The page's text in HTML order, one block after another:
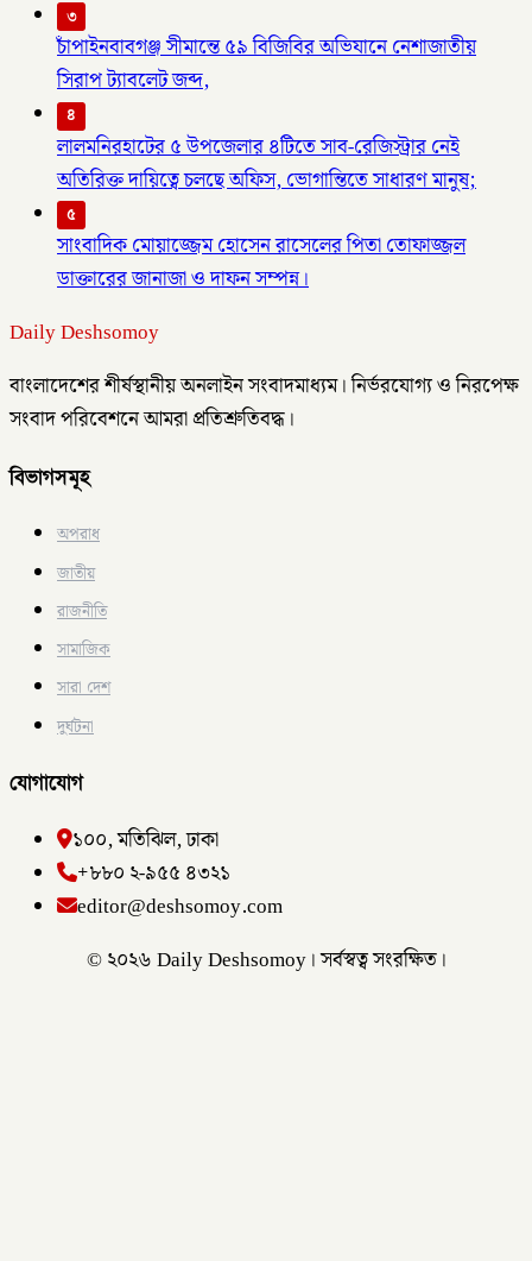
৩
চাঁপাইনবাবগঞ্জ সীমান্তে ৫৯ বিজিবির অভিযানে নেশাজাতীয়
সিরাপ ট্যাবলেট জব্দ,
৪
লালমনিরহাটের ৫ উপজেলার ৪টিতে সাব-রেজিস্ট্রার নেই
অতিরিক্ত দায়িত্বে চলছে অফিস, ভোগান্তিতে সাধারণ মানুষ;
৫
সাংবাদিক মোয়াজ্জেম হোসেন রাসেলের পিতা তোফাজ্জল
ডাক্তারের জানাজা ও দাফন সম্পন্ন।
Daily Deshsomoy
বাংলাদেশের শীর্ষস্থানীয় অনলাইন সংবাদমাধ্যম। নির্ভরযোগ্য ও নিরপেক্ষ
সংবাদ পরিবেশনে আমরা প্রতিশ্রুতিবদ্ধ।
বিভাগসমূহ
অপরাধ
জাতীয়
রাজনীতি
সামাজিক
সারা দেশ
দুর্ঘটনা
যোগাযোগ
১০০, মতিঝিল, ঢাকা
+৮৮০ ২-৯৫৫ ৪৩২১
editor@deshsomoy.com
© ২০২৬ Daily Deshsomoy। সর্বস্বত্ব সংরক্ষিত।